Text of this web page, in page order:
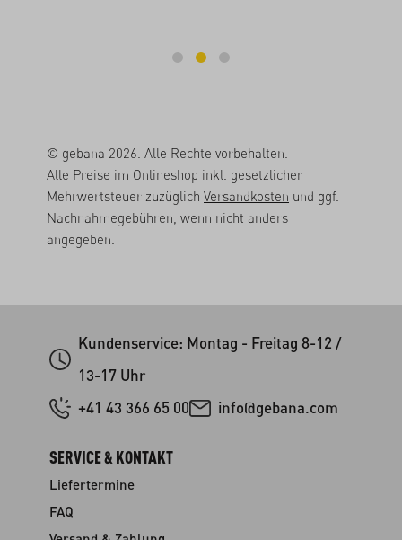
© gebana 2026. Alle Rechte vorbehalten.
Alle Preise im Onlineshop inkl. gesetzlicher
Mehrwertsteuer zuzüglich Versandkosten und ggf.
Nachnahmegebühren, wenn nicht anders
angegeben.
Kundenservice: Montag - Freitag 8-12 /
13-17 Uhr
+41 43 366 65 00
info@gebana.com
SERVICE & KONTAKT
Liefertermine
FAQ